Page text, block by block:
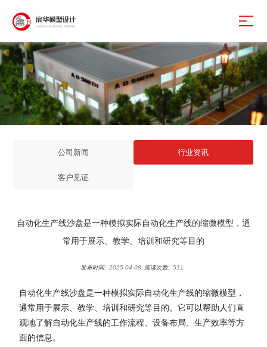
公司新闻 行业资讯
客户见证
自动化生产线沙盘是一种模拟实际自动化生产线的缩微模型，通
常用于展示、教学、培训和研究等目的
发布时间: 2025-04-08 阅读次数: 511
自动化生产线沙盘是一种模拟实际自动化生产线的缩微模型，
通常用于展示、教学、培训和研究等目的。它可以帮助人们直
观地了解自动化生产线的工作流程、设备布局、生产效率等方
面的信息。